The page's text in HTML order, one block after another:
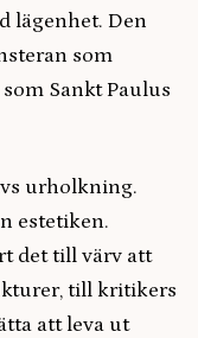
lägenhet. Den
som
Sankt Paulus
urholkning.
estetiken.
det till värv att
till kritikers
att leva ut